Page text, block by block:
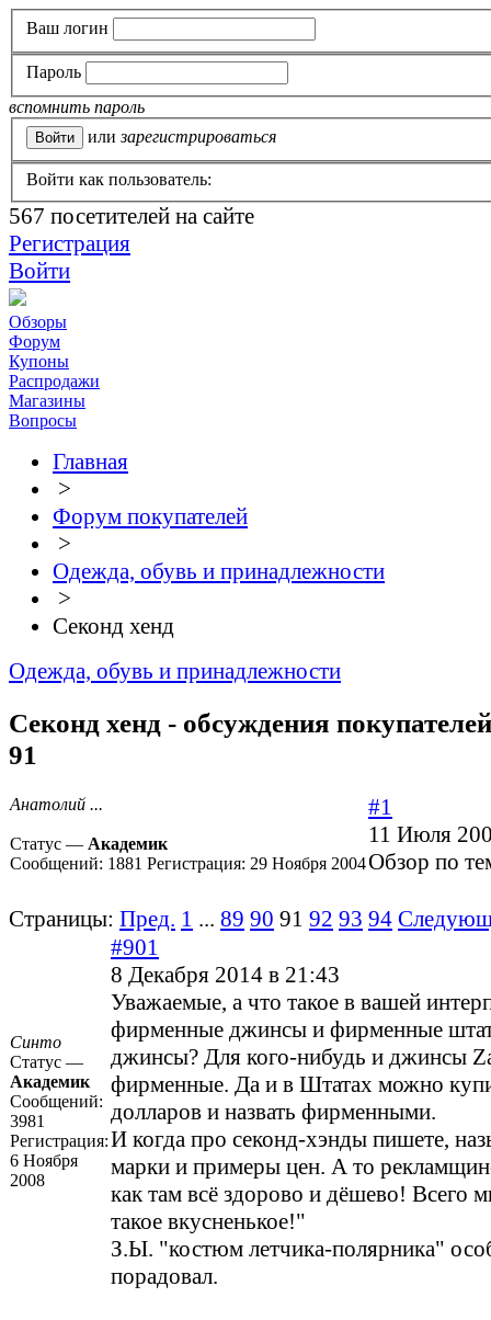
Ваш логин
Пароль
вспомнить пароль
или зарегистрироваться
Войти как пользователь:
567 посетителей на сайте
Регистрация
Войти
Обзоры
Форум
Купоны
Распродажи
Магазины
Вопросы
Главная
>
Форум покупателей
>
Одежда, обувь и принадлежности
>
Секонд хенд
Одежда, обувь и принадлежности
Секонд хенд - обсуждения
91
Анатолий ...
Статус — Академик
Сообщений: 1881 Регистрация: 29 Ноября 2004
#1
11 Июля
Обзор по
Страницы: Пред. 1 ... 89 90 91 92 93 94
Синто
Статус —
Академик
Сообщений:
3981
Регистрация:
6 Ноября
2008
#901
8 Декабря 2014 в 21:43
Уважаемые, а что такое в вашей
фирменные джинсы и фирменные
джинсы? Для кого-нибудь и джинсы
фирменные. Да и в Штатах можно
долларов и назвать фирменными.
И когда про секонд-хэнды пишете,
марки и примеры цен. А то
как там всё здорово и дёшево! Всего
такое вкусненькое!"
З.Ы. "костюм летчика-полярника"
порадовал.